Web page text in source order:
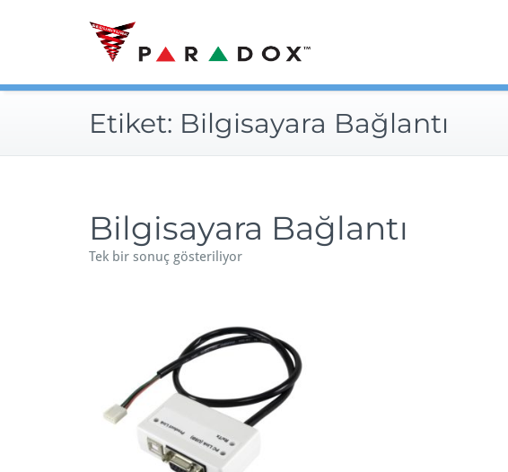
Etiket: Bilgisayara Bağlantı
Bilgisayara Bağlantı
Tek bir sonuç gösteriliyor